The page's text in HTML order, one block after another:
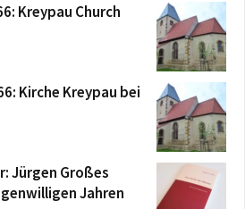
Kreypau Church
Kirche Kreypau bei
Jürgen Großes
Jahren